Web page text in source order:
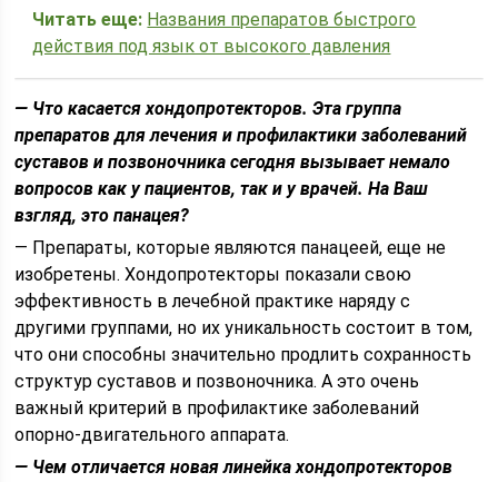
Читать еще: Названия препаратов быстрого
действия под язык от высокого давления
— Что касается хондопротекторов. Эта группа
препаратов для лечения и профилактики заболеваний
суставов и позвоночника сегодня вызывает немало
вопросов как у пациентов, так и у врачей. На Ваш
взгляд, это панацея?
— Препараты, которые являются панацеей, еще не
изобретены. Хондопротекторы показали свою
эффективность в лечебной практике наряду с
другими группами, но их уникальность состоит в том,
что они способны значительно продлить сохранность
структур суставов и позвоночника. А это очень
важный критерий в профилактике заболеваний
опорно-двигательного аппарата.
— Чем отличается новая линейка хондо­протекторов